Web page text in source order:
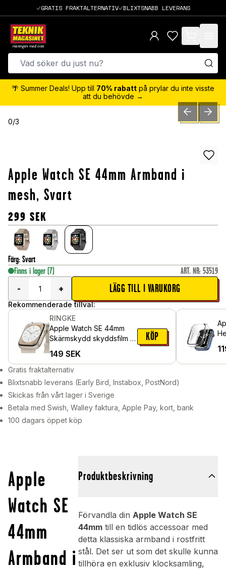
GRATIS FRAKTALTERNATIV BLIXTSNABB LEVERANS
items in cart,
🌴 Summer Deals! Upp till 70% rabatt på prylar du inte visste
att du behövde →
0/3 PREVIOUSNEXT
Apple Watch SE 44mm Armband i
mesh, Svart
299 SEK
Färg: Svart
Finns i lager (7) ART. NR: 53519
-
+ LÄGG TILL I VARUKORG
Rekommenderade tillval:
RINGKE
Apple Watch SE 44mm
Skärmskydd skyddsfilm -
149 SEK
KÖP
Gratis fraktalternativ
Blixtsnabb leverans (Early Bird, Instabox, PostNord)
Skickas från vårt lager i Sverige
Betala med Swish, Walley faktura, Apple Pay, kort, bank
100 dagars öppet köp
Apple
Watch SE
44mm
Armband i
Produktbeskrivning
Förvandla din Apple Watch SE
44mmtill en tidlös accessoar med
detta klassiska armband i rostfritt
stål. Det ser ut som det skulle kunna
tillhöra en exklusiv klocksamling,